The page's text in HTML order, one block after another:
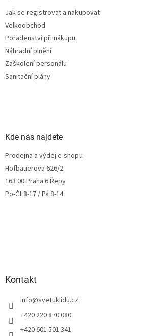
Jak se registrovat a nakupovat
Velkoobchod
Poradenství při nákupu
Náhradní plnění
Zaškolení personálu
Sanitační plány
Kde nás najdete
Prodejna a výdej e-shopu
Hofbauerova 626/2
163 00 Praha 6 Řepy
Po-Čt 8-17 / Pá 8-14
Kontakt
info@svetuklidu.cz
+420 220 870 080
+420 601 501 341